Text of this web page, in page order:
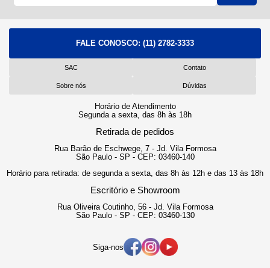
FALE CONOSCO: (11) 2782-3333
SAC Contato
Sobre nós Dúvidas
Horário de Atendimento
Segunda a sexta, das 8h às 18h
Retirada de pedidos
Rua Barão de Eschwege, 7 - Jd. Vila Formosa
São Paulo - SP - CEP: 03460-140
Horário para retirada: de segunda a sexta, das 8h às 12h e das 13 às 18h
Escritório e Showroom
Rua Oliveira Coutinho, 56 - Jd. Vila Formosa
São Paulo - SP - CEP: 03460-130
Siga-nos